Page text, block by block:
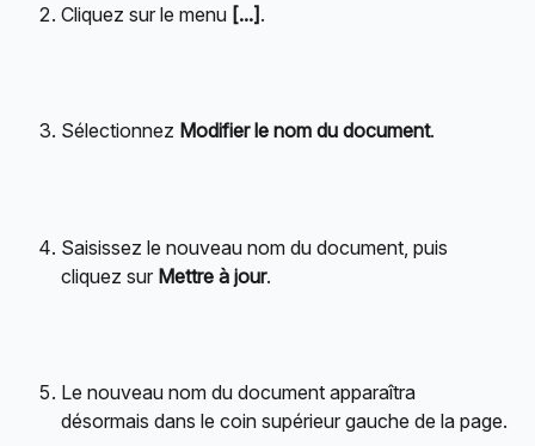
Cliquez sur le menu [...].
Sélectionnez Modifier le nom du document.
Saisissez le nouveau nom du document, puis
cliquez sur Mettre à jour.
Le nouveau nom du document apparaîtra
désormais dans le coin supérieur gauche de la page.